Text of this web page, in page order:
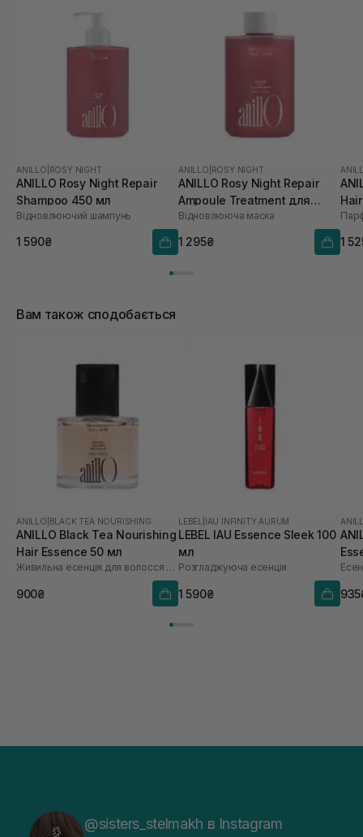
ANILLO ROSY NIGHT
ANILLO Rosy Night Repair
Shampoo 450 мл
Відновлюючий шампунь
1 590₴
ANILLO ROSY NIGHT
ANILLO Rosy Night Repair
Ampoule Treatment для
сухого та пошкодженого
волосся 200 мл
Відновлююча маска
1 295₴ 1
Вам також сподобається
ANILLO BLACK TEA NOURISHING
ANILLO Black Tea Nourishing
Hair Essence 50 мл
Живильна есенція для волосся з екстрактом чорного чаю
900₴
LEBEL IAU INFINITY AURUM
LEBEL IAU Essence Sleek 100
мл
Розгладжуюча есенція
1 590₴
@sisters_stelmakh в Instagram